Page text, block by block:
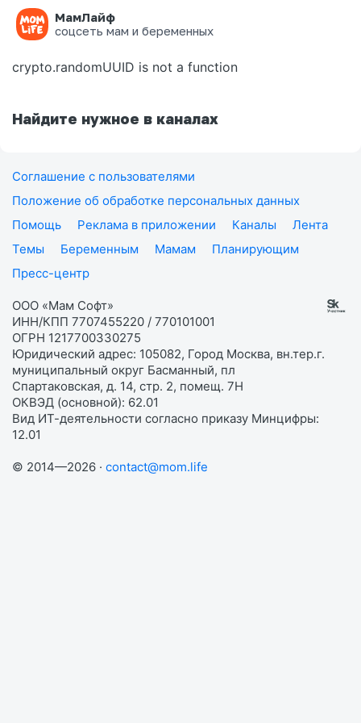
МамЛайф
соцсеть мам и беременных
Ошибка на странице
crypto.randomUUID is not a function
Найдите нужное в каналах
Соглашение с пользователями
Положение об обработке персональных данных
Помощь
Реклама в приложении Каналы
Лента
Темы
Беременным Мамам
Планирующим
Пресс-центр
ООО «Мам Софт»
ИНН/КПП 7707455220 / 770101001
ОГРН 1217700330275
Юридический адрес: 105082, Город Москва, вн.тер.г.
муниципальный округ Басманный, пл
Спартаковская, д. 14, стр. 2, помещ. 7Н
ОКВЭД (основной): 62.01
Вид ИТ-деятельности согласно приказу Минцифры:
12.01
© 2014—2026 · contact@mom.life